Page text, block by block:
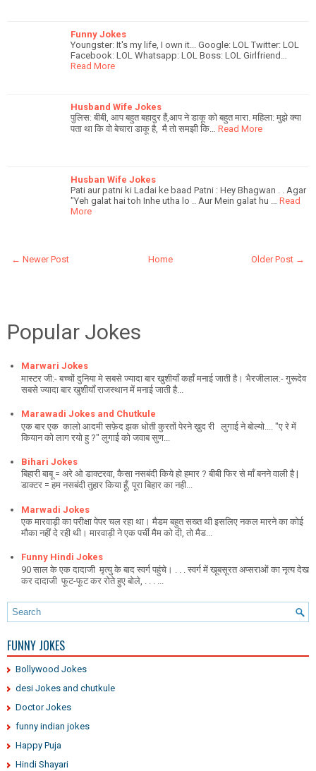
Funny Jokes
Youngster: It's my life, I own it... Google: LOL Twitter: LOL
Facebook: LOL Whatsapp: LOL Boss: LOL Girlfriend…
Read More
Husband Wife Jokes
पुलिस: बीबी, आप बहुत बहादुर हैं,आप ने डाकू को बहुत मारा. महिला: मुझे क्या
पता था कि वो बेचारा डाकू है, मै तो समझी कि… Read More
Husban Wife Jokes
Pati aur patni ki Ladai ke baad Patni : Hey Bhagwan . . Agar
"Yeh galat hai toh Inhe utha lo .. Aur Mein galat hu … Read
More
← Newer Post Older Post →
Home
Popular Jokes
Marwari Jokes
मास्टर जी:- बच्चों दुनिया मे सबसे ज्यादा बार खुशीयाँ कहाँ मनाई जाती है। भैरजीलाल:- गुरूदेव
सबसे ज्यादा बार खुशीयाँ राजस्थान में मनाई जाती है...
Marawadi Jokes and Chutkule
एक बार एक कालो आदमी सफ़ेद झक धोती कुरतों पेरने ख़ुद री लुगाई ने बोल्यो.... "ए रे में
कियान को लाग रयो हु ?" लुगाई को जवाब सुण...
Bihari Jokes
बिहारी बाबू = अरे ओ डाक्टरवा, कैसा नसबंदी किये हो हमार ? बीबी फिर से माँ बनने वाली है |
डाक्टर = हम नसबंदी तुहार किया हूँ, पूरा बिहार का नही...
Marwadi Jokes
एक मारवाड़ी का परीक्षा पेपर चल रहा था। मैडम बहुत सख्त थी इसलिए नकल मारने का कोई
मौका नहीं दे रही थी। मारवाड़ी ने एक पर्ची मैम को दी, तो मैड...
Funny Hindi Jokes
90 साल के एक दादाजी मृत्यु के बाद स्वर्ग पहुंचे। . . . स्वर्ग में खूबसूरत अप्सराओं का नृत्य देख
कर दादाजी फूट-फूट कर रोते हुए बोले, . . . ...
FUNNY JOKES
Bollywood Jokes
desi Jokes and chutkule
Doctor Jokes
funny indian jokes
Happy Puja
Hindi Shayari